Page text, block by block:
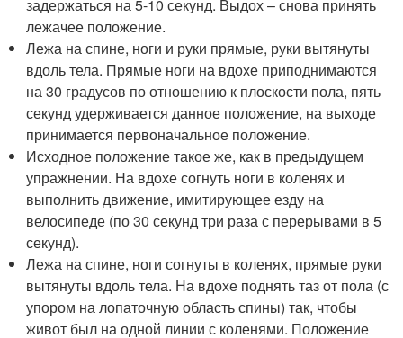
задержаться на 5-10 секунд. Выдох – снова принять
лежачее положение.
Лежа на спине, ноги и руки прямые, руки вытянуты
вдоль тела. Прямые ноги на вдохе приподнимаются
на 30 градусов по отношению к плоскости пола, пять
секунд удерживается данное положение, на выходе
принимается первоначальное положение.
Исходное положение такое же, как в предыдущем
упражнении. На вдохе согнуть ноги в коленях и
выполнить движение, имитирующее езду на
велосипеде (по 30 секунд три раза с перерывами в 5
секунд).
Лежа на спине, ноги согнуты в коленях, прямые руки
вытянуты вдоль тела. На вдохе поднять таз от пола (с
упором на лопаточную область спины) так, чтобы
живот был на одной линии с коленями. Положение